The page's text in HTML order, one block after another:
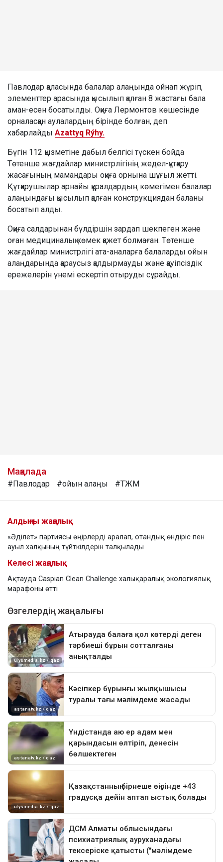
Павлодар қаласында балалар алаңында ойнап жүріп,
элементтер арасында қысылып қалған 8 жастағы бала
аман-есен босатылды. Оқиға Лермонтов көшесінде
орналасқан аулалардың бірінде болған, деп
хабарлайды Azattyq Rýhy.
Бүгін 112 қызметіне дабыл белгісі түскен бойда
Төтенше жағдайлар министрлігінің жедел-құтқару
жасағының мамандары оқиға орнына шұғыл жетті.
Құтқарушылар арнайы құралдардың көмегімен балалар
алаңындағы қысылып қалған конструкциядан баланы
босатып алды.
Оқиға салдарынан бүлдіршін зардап шекпеген және
оған медициналық көмек қажет болмаған. Төтенше
жағдайлар министрлігі ата-аналарға балаларды ойын
алаңдарында қараусыз қалдырмауды және қауіпсіздік
ережелерін үнемі ескертіп отыруды сұрайды.
Мақалада
#Павлодар #ойын алаңы #ТЖМ
Алдыңғы жаңалық
«Әділет» партиясы өңірлерді аралап, отандық өндіріс пен
ауыл халқының түйткілдерін талқылады
Келесі жаңалық
Ақтауда Caspian Clean Challenge халықаралық экологиялық
марафоны өтті